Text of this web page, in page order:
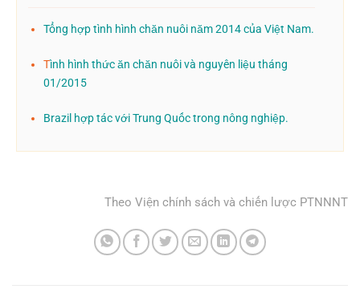
Tổng hợp tình hình chăn nuôi năm 2014 của Việt Nam.
Tình hình thức ăn chăn nuôi và nguyên liệu tháng
01/2015
Brazil hợp tác với Trung Quốc trong nông nghiệp.
Theo Viện chính sách và chiến lược PTNNNT